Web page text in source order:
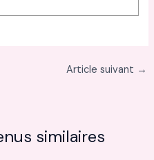
Article suivant →
similaires